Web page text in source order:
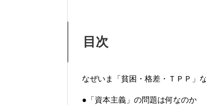
目次
なぜいま「貧困・格差・ＴＰＰ」
●「資本主義」の問題は何なのか